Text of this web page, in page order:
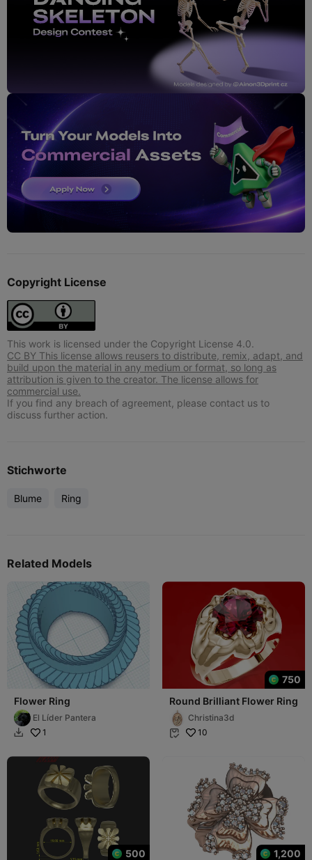
Copyright License
This work is licensed under the Copyright License 4.0.
CC BY This license allows reusers to distribute, remix, adapt, and
build upon the material in any medium or format, so long as
attribution is given to the creator. The license allows for
commercial use.
If you find any breach of agreement, please contact us to
discuss further action.
Stichworte
Blume Ring
Related Models
Flower Ring
El Líder Pantera
 1
750
Round Brilliant Flower Ring
Christina3d
 10
500 1,200